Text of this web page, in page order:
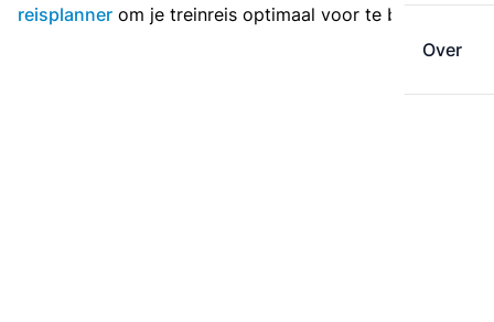
Over
reisplanner om je treinreis optimaal voor te bereiden.